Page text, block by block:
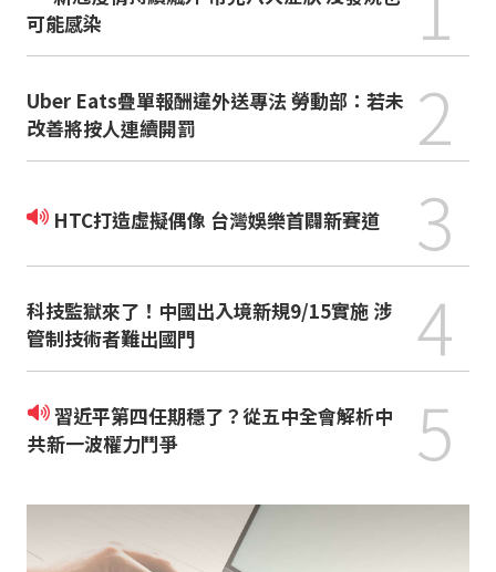
可能感染
Uber Eats疊單報酬違外送專法 勞動部：若未
改善將按人連續開罰
2
HTC打造虛擬偶像 台灣娛樂首闢新賽道 3
科技監獄來了！中國出入境新規9/15實施 涉
管制技術者難出國門
4
習近平第四任期穩了？從五中全會解析中
共新一波權力鬥爭
5